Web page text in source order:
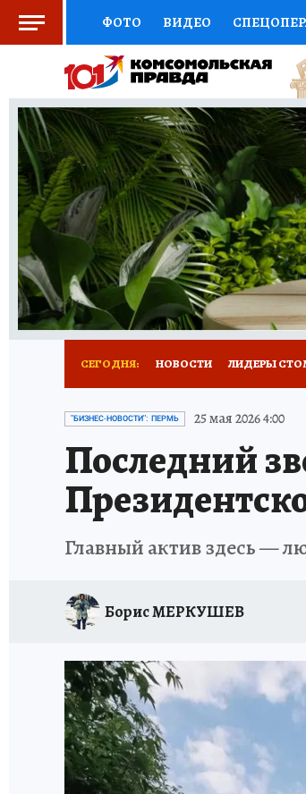
ФОТО ВИДЕО
СОЦПОДДЕРЖКА НАУКА
ВЫБОР ЭКСПЕРТОВ
КНИЖНАЯ ПОЛКА
ПРЕСС-ЦЕНТР
РАДИО КП РЕКЛАМА
СЕГОДНЯ: НОВОСТИ ЛИДЕРЫ
ВОЕНКОРЫ УКРАИНА:
СНЕГОПАД ВЕКА
КЛИНИКА ГОДА 2025
ИСПЫТАНО НА СЕБЕ
"БИЗНЕС-НОВОСТИ": ПЕРМЬ 25 мая 2026 4:00
Последний
Главный актив здесь —
Борис МЕРКУШЕВ